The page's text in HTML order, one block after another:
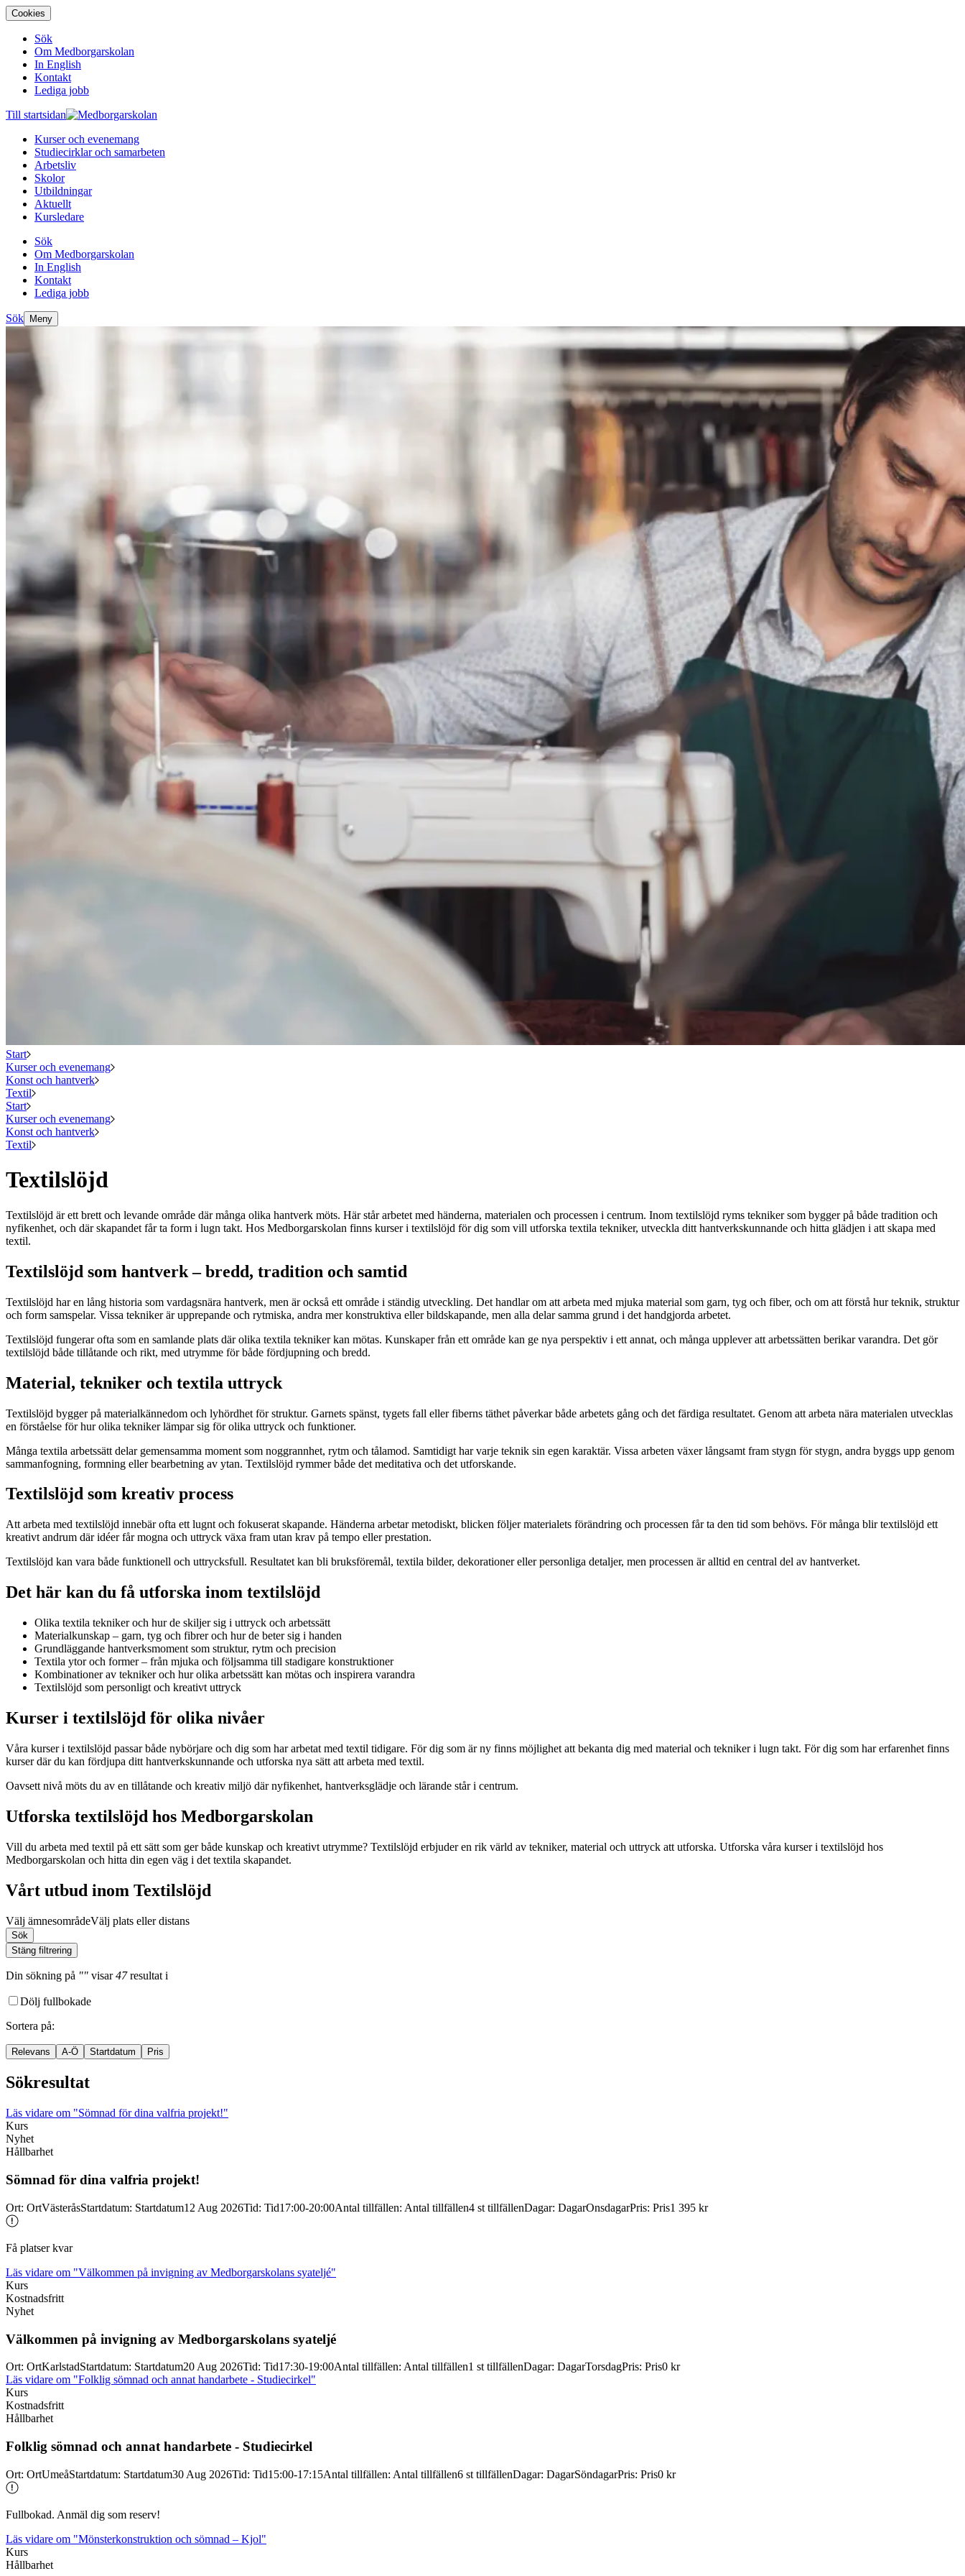
Cookies
Sök
Om Medborgarskolan
In English
Kontakt
Lediga jobb
Till startsidan
Kurser och evenemang
Studiecirklar och samarbeten
Arbetsliv
Skolor
Utbildningar
Aktuellt
Kursledare
Sök
Om Medborgarskolan
In English
Kontakt
Lediga jobb
Sök Meny
Start
Kurser och evenemang
Konst och hantverk
Textil
Start
Kurser och evenemang
Konst och hantverk
Textil
Textilslöjd
Textilslöjd är ett brett och levande område där många olika hantverk möts. Här står arbetet med händerna, materialen och processen i centrum. Inom textilslöjd ryms tekniker som bygger på både tradition och
nyfikenhet, och där skapandet får ta form i lugn takt. Hos Medborgarskolan finns kurser i textilslöjd för dig som vill utforska textila tekniker, utveckla ditt hantverkskunnande och hitta glädjen i att skapa med
textil.
Textilslöjd som hantverk – bredd, tradition och samtid
Textilslöjd har en lång historia som vardagsnära hantverk, men är också ett område i ständig utveckling. Det handlar om att arbeta med mjuka material som garn, tyg och fiber, och om att förstå hur teknik, struktur
och form samspelar. Vissa tekniker är upprepande och rytmiska, andra mer konstruktiva eller bildskapande, men alla delar samma grund i det handgjorda arbetet.
Textilslöjd fungerar ofta som en samlande plats där olika textila tekniker kan mötas. Kunskaper från ett område kan ge nya perspektiv i ett annat, och många upplever att arbetssätten berikar varandra. Det gör
textilslöjd både tillåtande och rikt, med utrymme för både fördjupning och bredd.
Material, tekniker och textila uttryck
Textilslöjd bygger på materialkännedom och lyhördhet för struktur. Garnets spänst, tygets fall eller fiberns täthet påverkar både arbetets gång och det färdiga resultatet. Genom att arbeta nära materialen utvecklas
en förståelse för hur olika tekniker lämpar sig för olika uttryck och funktioner.
Många textila arbetssätt delar gemensamma moment som noggrannhet, rytm och tålamod. Samtidigt har varje teknik sin egen karaktär. Vissa arbeten växer långsamt fram stygn för stygn, andra byggs upp genom
sammanfogning, formning eller bearbetning av ytan. Textilslöjd rymmer både det meditativa och det utforskande.
Textilslöjd som kreativ process
Att arbeta med textilslöjd innebär ofta ett lugnt och fokuserat skapande. Händerna arbetar metodiskt, blicken följer materialets förändring och processen får ta den tid som behövs. För många blir textilslöjd ett
kreativt andrum där idéer får mogna och uttryck växa fram utan krav på tempo eller prestation.
Textilslöjd kan vara både funktionell och uttrycksfull. Resultatet kan bli bruksföremål, textila bilder, dekorationer eller personliga detaljer, men processen är alltid en central del av hantverket.
Det här kan du få utforska inom textilslöjd
Olika textila tekniker och hur de skiljer sig i uttryck och arbetssätt
Materialkunskap – garn, tyg och fibrer och hur de beter sig i handen
Grundläggande hantverksmoment som struktur, rytm och precision
Textila ytor och former – från mjuka och följsamma till stadigare konstruktioner
Kombinationer av tekniker och hur olika arbetssätt kan mötas och inspirera varandra
Textilslöjd som personligt och kreativt uttryck
Kurser i textilslöjd för olika nivåer
Våra kurser i textilslöjd passar både nybörjare och dig som har arbetat med textil tidigare. För dig som är ny finns möjlighet att bekanta dig med material och tekniker i lugn takt. För dig som har erfarenhet finns
kurser där du kan fördjupa ditt hantverkskunnande och utforska nya sätt att arbeta med textil.
Oavsett nivå möts du av en tillåtande och kreativ miljö där nyfikenhet, hantverksglädje och lärande står i centrum.
Utforska textilslöjd hos Medborgarskolan
Vill du arbeta med textil på ett sätt som ger både kunskap och kreativt utrymme? Textilslöjd erbjuder en rik värld av tekniker, material och uttryck att utforska. Utforska våra kurser i textilslöjd hos
Medborgarskolan och hitta din egen väg i det textila skapandet.
Vårt utbud inom Textilslöjd
Välj ämnesområdeVälj plats eller distans
Sök
Stäng filtrering
Din sökning på "" visar47resultat i
Dölj fullbokade
Sortera på:
Relevans A-Ö Startdatum Pris
Sökresultat
Läs vidare om "Sömnad för dina valfria projekt!"
Kurs
Nyhet
Hållbarhet
Sömnad för dina valfria projekt!
Ort: OrtVästeråsStartdatum: Startdatum12 Aug 2026Tid: Tid17:00-20:00Antal tillfällen: Antal tillfällen4 st tillfällenDagar: DagarOnsdagarPris: Pris1 395 kr
Få platser kvar
Läs vidare om "Välkommen på invigning av Medborgarskolans syateljé"
Kurs
Kostnadsfritt
Nyhet
Välkommen på invigning av Medborgarskolans syateljé
Ort: OrtKarlstadStartdatum: Startdatum20 Aug 2026Tid: Tid17:30-19:00Antal tillfällen: Antal tillfällen1 st tillfällenDagar: DagarTorsdagPris: Pris0 kr
Läs vidare om "Folklig sömnad och annat handarbete - Studiecirkel"
Kurs
Kostnadsfritt
Hållbarhet
Folklig sömnad och annat handarbete - Studiecirkel
Ort: OrtUmeåStartdatum: Startdatum30 Aug 2026Tid: Tid15:00-17:15Antal tillfällen: Antal tillfällen6 st tillfällenDagar: DagarSöndagarPris: Pris0 kr
Fullbokad. Anmäl dig som reserv!
Läs vidare om "Mönsterkonstruktion och sömnad – Kjol"
Kurs
Hållbarhet